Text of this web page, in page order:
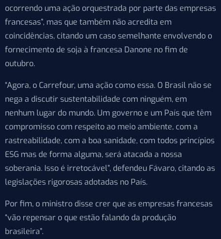
ocorrendo uma ação orquestrada por parte das empresas
francesas”, mas que também não acredita em
coincidências, citando um caso semelhante envolvendo o
fornecimento de soja à francesa Danone no fim de
outubro.
“Agora, o Carrefour, uma ação como essa. O Brasil não se
nega a discutir sustentabilidade com ninguém, em
nenhum lugar do mundo. Um governo e um País que têm
compromisso com respeito ao meio ambiente, com a
rastreabilidade, com a boa sanidade, com todos princípios
ESG mas de forma alguma, será atacada a nossa
soberania. Isso é irretocável”, defendeu Fávaro, citando as
legislações rigorosas adotadas no País.
Por fim, o ministro disse crer que as empresas francesas
“vão repensar o que estão falando da produção
brasileira”.